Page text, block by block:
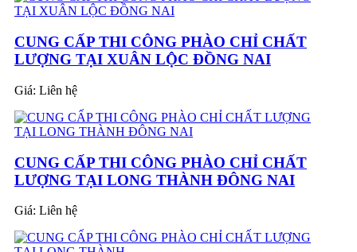
CUNG CẤP THI CÔNG PHÀO CHỈ CHẤT
LƯỢNG TẠI XUÂN LỘC ĐỒNG NAI
Giá: Liên hệ
CUNG CẤP THI CÔNG PHÀO CHỈ CHẤT
LƯỢNG TẠI LONG THÀNH ĐÔNG NAI
Giá: Liên hệ